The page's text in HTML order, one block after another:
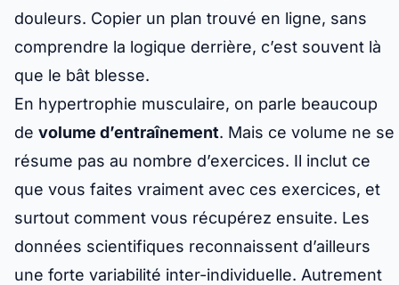
douleurs. Copier un plan trouvé en ligne, sans
comprendre la logique derrière, c’est souvent là
que le bât blesse.
En hypertrophie musculaire, on parle beaucoup
de volume d’entraînement. Mais ce volume ne se
résume pas au nombre d’exercices. Il inclut ce
que vous faites vraiment avec ces exercices, et
surtout comment vous récupérez ensuite. Les
données scientifiques reconnaissent d’ailleurs
une forte variabilité inter-individuelle. Autrement